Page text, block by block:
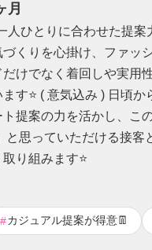
月
人ひとりに合わせた提案
くりを心掛け、ファッ
けでなく着回しや実用
す⭐️ ( 意気込み ) 日頃
提案の力を活かし、こ
と思っていただける接客
り組みます⭐️
#カジュアル提案が得意👖